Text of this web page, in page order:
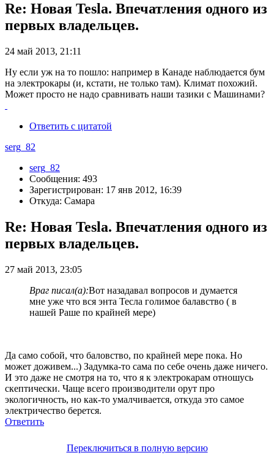
Re: Новая Tesla. Впечатления одного из
первых владельцев.
24 май 2013, 21:11
Ну если уж на то пошло: например в Канаде наблюдается бум
на электрокары (и, кстати, не только там). Климат похожий.
Может просто не надо сравнивать наши тазики с Машинами?
Ответить с цитатой
serg_82
serg_82
Сообщения: 493
Зарегистрирован: 17 янв 2012, 16:39
Откуда: Самара
Re: Новая Tesla. Впечатления одного из
первых владельцев.
27 май 2013, 23:05
Враг писал(а):Вот назадавал вопросов и думается
мне уже что вся энта Тесла голимое балавство ( в
нашей Раше по крайней мере)
Да само собой, что баловство, по крайней мере пока. Но
может доживем...) Задумка-то сама по себе очень даже ничего.
И это даже не смотря на то, что я к электрокарам отношусь
скептически. Чаще всего производители орут про
экологичность, но как-то умалчивается, откуда это самое
электричество берется.
Ответить
Переключиться в полную версию